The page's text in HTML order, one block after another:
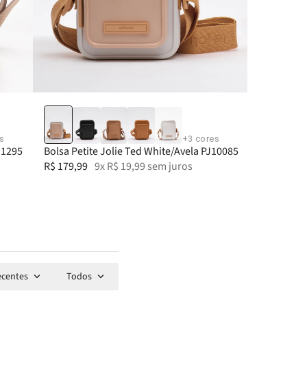
+3 cores
Bolsa Petite Jolie Ted White/Avela PJ10085
R$ 179,99 9xR$ 19,99 sem juros
Todos